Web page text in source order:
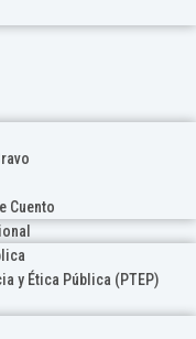
Cuento
y Ética Pública (PTEP)